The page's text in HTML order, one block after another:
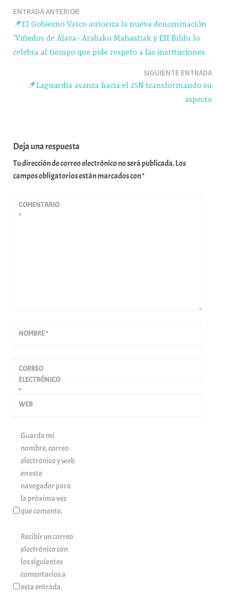
pp m rti
r
Navegación
de
entradas
ENTRADA ANTERIOR
📌El Gobierno Vasco autoriza la nueva denominación
‘Viñedos de Álava- Arabako Mahastiak y EH Bildu lo
celebra al tiempo que pide respeto a las instituciones
SIGUIENTE ENTRADA
📌Laguardia avanza hacia el 25N transformando su
aspecto
Deja una respuesta
Tu dirección de correo electrónico no será publicada.Los
campos obligatorios están marcados con*
COMENTARIO
*
NOMBRE*
CORREO
ELECTRÓNICO
*
WEB
Guarda mi
nombre, correo
electrónico y web
en este
navegador para
la próxima vez
que comente.
Recibir un correo
electrónico con
los siguientes
comentarios a
esta entrada.